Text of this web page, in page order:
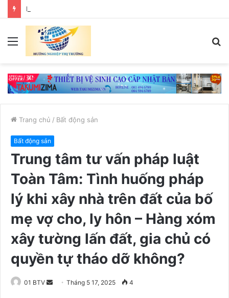
Trang chủ / Bất động sản
Bất động sản
Trung tâm tư vấn pháp luật
Toàn Tâm: Tình huống pháp
lý khi xây nhà trên đất của bố
mẹ vợ cho, ly hôn – Hàng xóm
xây tường lấn đất, gia chủ có
quyền tự tháo dỡ không?
01 BTV Tháng 5 17, 2025 4